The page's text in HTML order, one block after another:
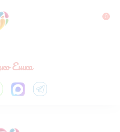
083 33 05 0
Ешка